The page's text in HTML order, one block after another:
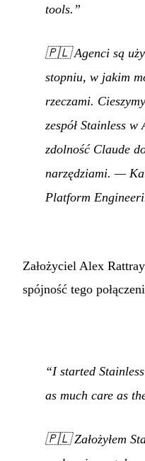
tools.”
🇵🇱Agenci są
stopniu, w jakim
rzeczami.
zespół Stainless
zdolność Claude
narzędziami. —
Platform
Założyciel Alex
spójność tego
“I started
as much care as
🇵🇱Założyłem